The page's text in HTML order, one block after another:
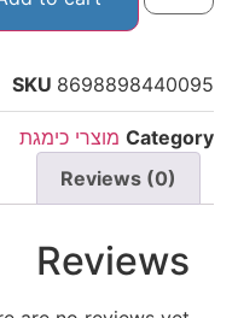
SKU 8698898440095
Category מוצרי כימגת
Reviews (0)
Reviews